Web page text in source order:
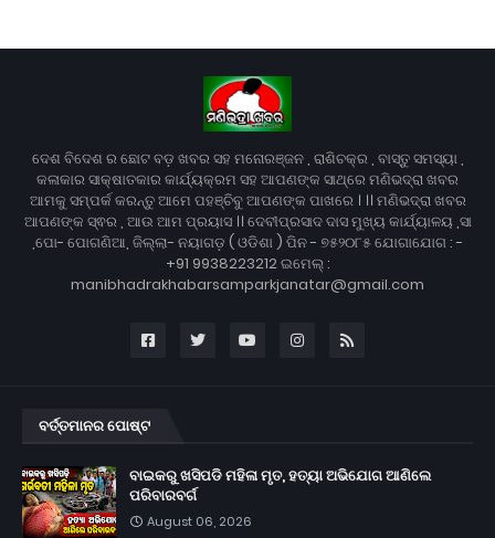
ଦେଶ ବିଦେଶ ର ଛୋଟ ବଡ଼ ଖବର ସହ ମନୋରଞ୍ଜନ , ରାଶିଚକ୍ର , ବାସ୍ତୁ ସମସ୍ୟା ,
କଳାକାର ସାକ୍ଷାତକାର କାର୍ଯ୍ୟକ୍ରମ ସହ ଆପଣଙ୍କ ସାଥ୍‌ରେ ମଣିଭଦ୍ରା ଖବର
ଆମକୁ ସମ୍ପର୍କ କରନ୍ତୁ ଆମେ ପହଞ୍ଚିବୁ ଆପଣଙ୍କ ପାଖରେ । ।। ମଣିଭଦ୍ରା ଖବର
ଆପଣଙ୍କ ସ୍ଵର , ଆଉ ଆମ ପ୍ରୟାସ ।। ଦେବୀପ୍ରସାଦ ଦାସ ମୁଖ୍ୟ କାର୍ଯ୍ୟାଳୟ ,ସା
,ପୋ- ପୋଗଣିଆ, ଜିଲ୍ଲା- ନୟାଗଡ଼ ( ଓଡିଶା ) ପିନ - ୭୫୨୦୮୫ ଯୋଗାଯୋଗ : -
+91 9938223212 ଇମେଲ୍ :
manibhadrakhabarsamparkjanatar@gmail.com
ବର୍ତ୍ତମାନର ପୋଷ୍ଟ
ବାଇକରୁ ଖସିପଡି ମହିଳା ମୃତ, ହତ୍ୟା ଅଭିଯୋଗ ଆଣିଲେ
ପରିବାରବର୍ଗ
August 06, 2026